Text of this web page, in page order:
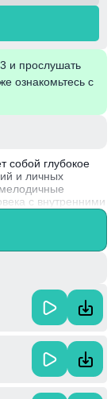
и прослушать
ознакомьтесь с
собой глубокое
и личных
с внутренними
создает
утраты,
завоевала
жанров и